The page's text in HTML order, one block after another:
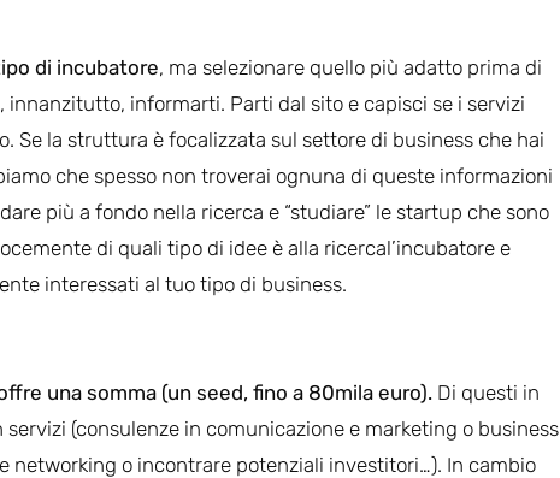
di incubatore, ma selezionare quello più adatto prima di
informarti. Parti dal sito e capisci se i servizi
Se la struttura è focalizzata sul settore di business che hai
che spesso non troverai ognuna di queste informazioni
più a fondo nella ricerca e “studiare” le startup che sono
di quali tipo di idee è alla ricercal’incubatore e
interessati al tuo tipo di business.
una somma (un seed, fino a 80mila euro). Di questi in
(consulenze in comunicazione e marketing o business
networking o incontrare potenziali investitori…). In cambio